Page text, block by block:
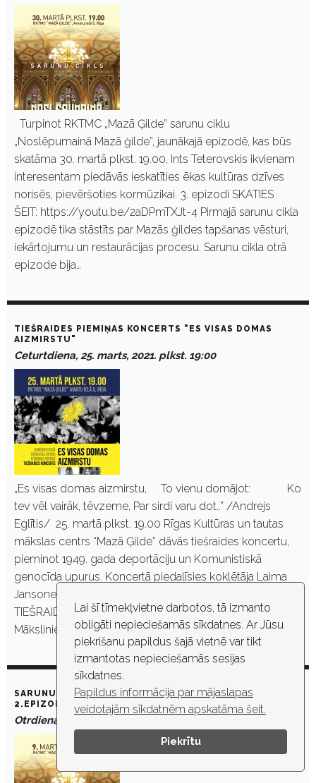
Lai šī tīmekļvietne darbotos, tā izmanto
obligāti nepieciešamās sīkdatnes. Ar Jūsu
piekrišanu papildus šajā vietnē var tikt
izmantotas nepieciešamās sesijas
sīkdatnes.
Papildus informācija par mājaslapas
veidotajām sīkdatnēm apskatāma šeit.
Piekrītu
Turpinot RKTMC „Mazā Ģilde” sarunu ciklu
„Noslēpumainā Mazā ģilde”, jaunākajā epizodē, kas būs
skatāma 30. martā plkst. 19.00, Ints Teterovskis ikvienam
interesentam piedāvās ieskatīties ēkas kultūras dzīves
norisēs, pievēršoties kormūzikai. 3. epizodi SKATIES
ŠEIT: https://youtu.be/2aDPmTXJt-4 Pirmajā sarunu cikla
epizodē tika stāstīts par Mazās ģildes tapšanas vēsturi,
iekārtojumu un restaurācijas procesu. Sarunu cikla otrā
epizode bija…
TIEŠRAIDES PIEMIŅAS KONCERTS "ES VISAS DOMAS
AIZMIRSTU"
Ceturtdiena, 25. marts, 2021. plkst. 19:00
„Es visas domas aizmirstu, To vienu domājot: Ko
tev vēl vairāk, tēvzeme, Par sirdi varu dot..” /Andrejs
Eglītis/ 25. martā plkst. 19.00 Rīgas Kultūras un tautas
mākslas centrs “Mazā Ģilde” dāvās tiešraides koncertu,
pieminot 1949. gada deportāciju un Komunistiskā
genocīda upurus. Koncertā piedalīsies koklētāja Laima
Jansone un dziedātāja Anta Eņģele. KONCERTA
TIEŠRAIDE ŠEIT: https://youtu.be/mH6dhZTNdfY
Mākslinieces…
SARUNU CIKLS „NOSLĒPUMAINĀ MAZĀ ĢILDE”. DEJA. _
2.EPIZODE
Otrdiena, 9. marts, 2021. plkst. 19:00